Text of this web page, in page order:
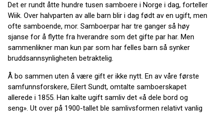
Det er rundt åtte hundre tusen samboere i Norge i dag, forteller
Wiik. Over halvparten av alle barn blir i dag født av en ugift, men
ofte samboende, mor. Samboerpar har tre ganger så høy
sjanse for å flytte fra hverandre som det gifte par har. Men
sammenlikner man kun par som har felles barn så synker
bruddsannsynligheten betraktelig.
Å bo sammen uten å være gift er ikke nytt. En av våre første
samfunnsforskere, Eilert Sundt, omtalte samboerskapet
allerede i 1855. Han kalte ugift samliv det «å dele bord og
seng». Ut over på 1900-tallet ble samlivsformen relativt vanlig